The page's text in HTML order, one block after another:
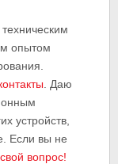
опытом
. Даю
устройств,
Если вы не
вопрос!